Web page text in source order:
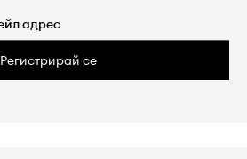
Регистрирай се